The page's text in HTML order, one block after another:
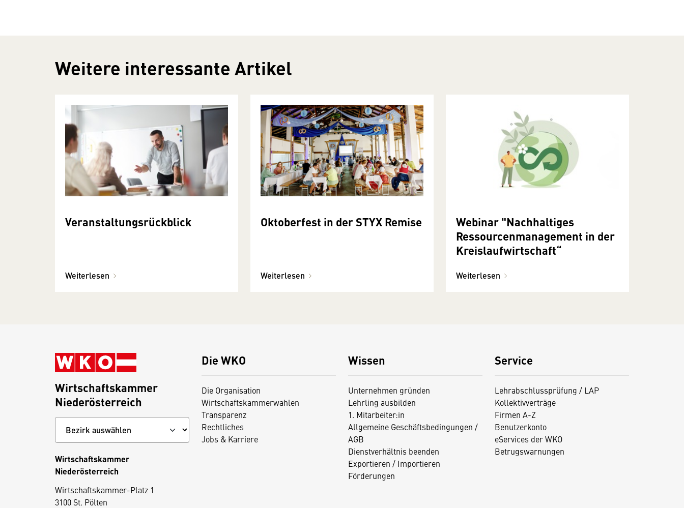
Weitere interessante Artikel
Veranstaltungsrückblick
Weiterlesen
Oktoberfest in der STYX Remise
Weiterlesen
Webinar "Nachhaltiges
Ressourcenmanagement in der
Kreislaufwirtschaft“
Weiterlesen
Die WKO
Die Organisation
Wirtschaftskammerwahlen
Transparenz
Rechtliches
Jobs & Karriere
Wissen
Unternehmen gründen
Lehrling ausbilden
1. Mitarbeiter:in
Allgemeine Geschäftsbedingungen /
AGB
Dienstverhältnis beenden
Exportieren / Importieren
Förderungen
Service
Lehrabschlussprüfung / LAP
Kollektivverträge
Firmen A-Z
Benutzerkonto
eServices der WKO
Betrugswarnungen
Wirtschaftskammer
Niederösterreich
Wirtschaftskammer
Niederösterreich
Wirtschaftskammer-Platz 1
3100 St. Pölten